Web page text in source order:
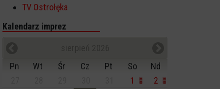
TV Ostrołęka
Kalendarz imprez
Pn
Wt Śr Cz Pt So
Nd
1
2